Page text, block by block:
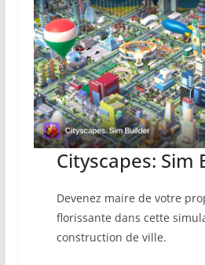
Cityscapes: Sim
Devenez maire de votre
florissante dans cette
construction de ville.